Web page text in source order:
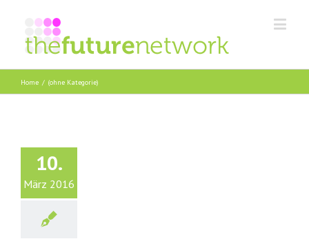
Home / (ohne Kategorie)
10.
März 2016